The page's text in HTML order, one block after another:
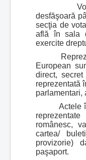
Votarea
desfăşoară
secţia de
află în sala
exercite
European
direct,
reprezentată
parlamentari,
Actele în
românesc,
cartea/
provizorie)
paşaport.